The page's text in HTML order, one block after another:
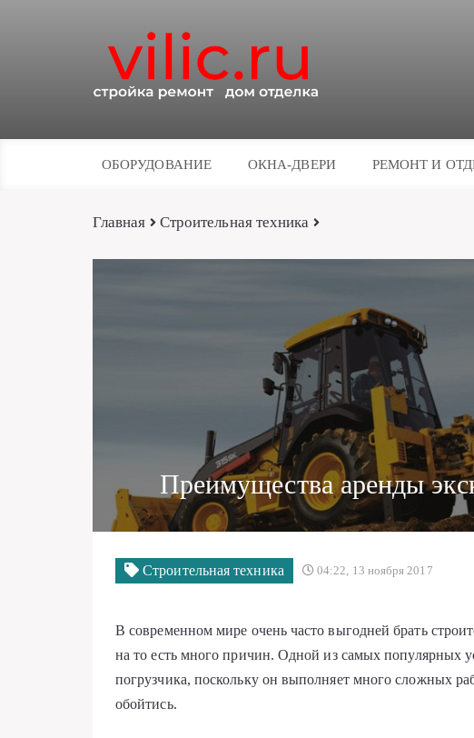
ОБОРУДОВАНИЕ ОКНА-ДВЕРИ РЕМОНТ И
Главная Строительная техника
Преимущества аренды
Строительная техника 04:22, 13 ноября 2017
В современном мире очень часто выгодней брать
на то есть много причин. Одной из самых популярных
погрузчика, поскольку он выполняет много сложных
обойтись.